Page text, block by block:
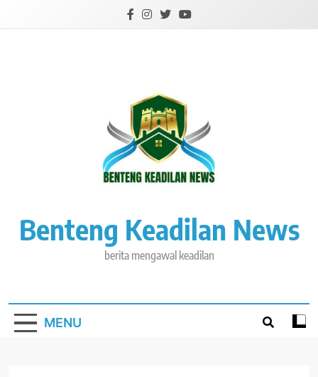
Benteng Keadilan News
berita mengawal keadilan
MENU